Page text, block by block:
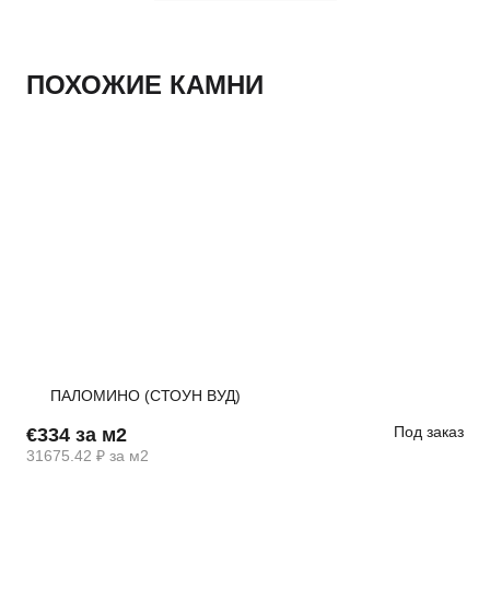
ПОХОЖИЕ КАМНИ
ПАЛОМИНО (СТОУН ВУД)
€334 за м2
31675.42 ₽ за м2
Под заказ